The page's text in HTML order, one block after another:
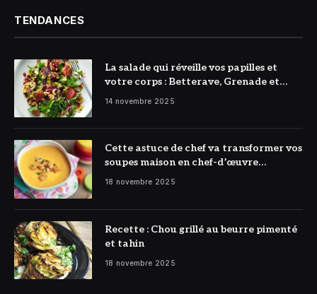
TENDANCES
La salade qui réveille vos papilles et
votre corps : Betterave, Grenade et
Citron à l’honneur
14 novembre 2025
Cette astuce de chef va transformer vos
soupes maison en chef-d’œuvre
réconfortant
18 novembre 2025
Recette : Chou grillé au beurre pimenté
et tahin
18 novembre 2025